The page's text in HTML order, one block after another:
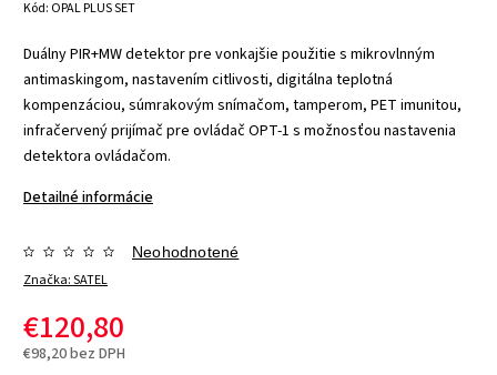
Kód: OPAL PLUS SET
Duálny PIR+MW detektor pre vonkajšie použitie s mikrovlnným
antimaskingom, nastavením citlivosti, digitálna teplotná
kompenzáciou, súmrakovým snímačom, tamperom, PET imunitou,
infračervený prijímač pre ovládač OPT-1 s možnosťou nastavenia
detektora ovládačom.
Detailné informácie
Značka:SATEL
Neohodnotené
€120,80
€98,20 bez DPH